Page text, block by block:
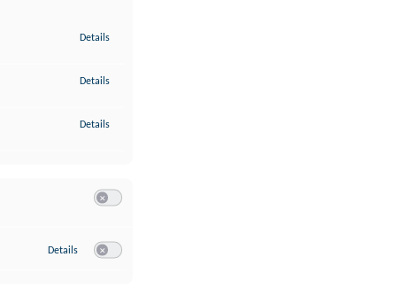
Details
Details
Details
Details zu Google Analytics